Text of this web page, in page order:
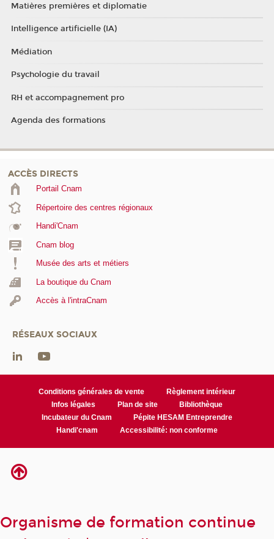
Matières premières et diplomatie
Intelligence artificielle (IA)
Médiation
Psychologie du travail
RH et accompagnement pro
Agenda des formations
ACCÈS DIRECTS
Portail Cnam
Répertoire des centres régionaux
Handi'Cnam
Cnam blog
Musée des arts et métiers
La boutique du Cnam
Accès à l'intraCnam
RÉSEAUX SOCIAUX
Conditions générales de vente
Règlement intérieur
Infos légales
Plan de site
Bibliothèque
Incubateur du Cnam
Pépite HESAM Entreprendre
Handi'cnam
Accessibilité: non conforme
Organisme de formation continue